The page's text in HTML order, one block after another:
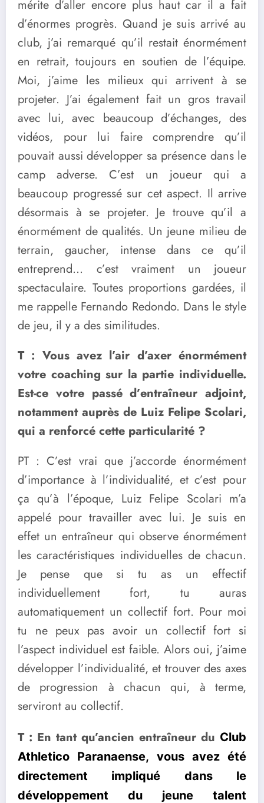
mérite d’aller encore plus haut car il a fait
d’énormes progrès. Quand je suis arrivé au
club, j’ai remarqué qu’il restait énormément
en retrait, toujours en soutien de l’équipe.
Moi, j’aime les milieux qui arrivent à se
projeter. J’ai également fait un gros travail
avec lui, avec beaucoup d’échanges, des
vidéos, pour lui faire comprendre qu’il
pouvait aussi développer sa présence dans le
camp adverse. C’est un joueur qui a
beaucoup progressé sur cet aspect. Il arrive
désormais à se projeter. Je trouve qu’il a
énormément de qualités. Un jeune milieu de
terrain, gaucher, intense dans ce qu’il
entreprend… c’est vraiment un joueur
spectaculaire. Toutes proportions gardées, il
me rappelle Fernando Redondo. Dans le style
de jeu, il y a des similitudes.
T : Vous avez l’air d’axer énormément
votre coaching sur la partie individuelle.
Est-ce votre passé d’entraîneur adjoint,
notamment auprès de Luiz Felipe Scolari,
qui a renforcé cette particularité ?
PT : C’est vrai que j’accorde énormément
d’importance à l’individualité, et c’est pour
ça qu’à l’époque, Luiz Felipe Scolari m’a
appelé pour travailler avec lui. Je suis en
effet un entraîneur qui observe énormément
les caractéristiques individuelles de chacun.
Je pense que si tu as un effectif
individuellement fort, tu auras
automatiquement un collectif fort. Pour moi
tu ne peux pas avoir un collectif fort si
l’aspect individuel est faible. Alors oui, j’aime
développer l’individualité, et trouver des axes
de progression à chacun qui, à terme,
serviront au collectif.
T : En tant qu’ancien entraîneur du Club
Athletico Paranaense, vous avez été
directement impliqué dans le
développement du jeune talent